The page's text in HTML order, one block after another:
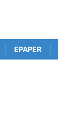
EPAPER